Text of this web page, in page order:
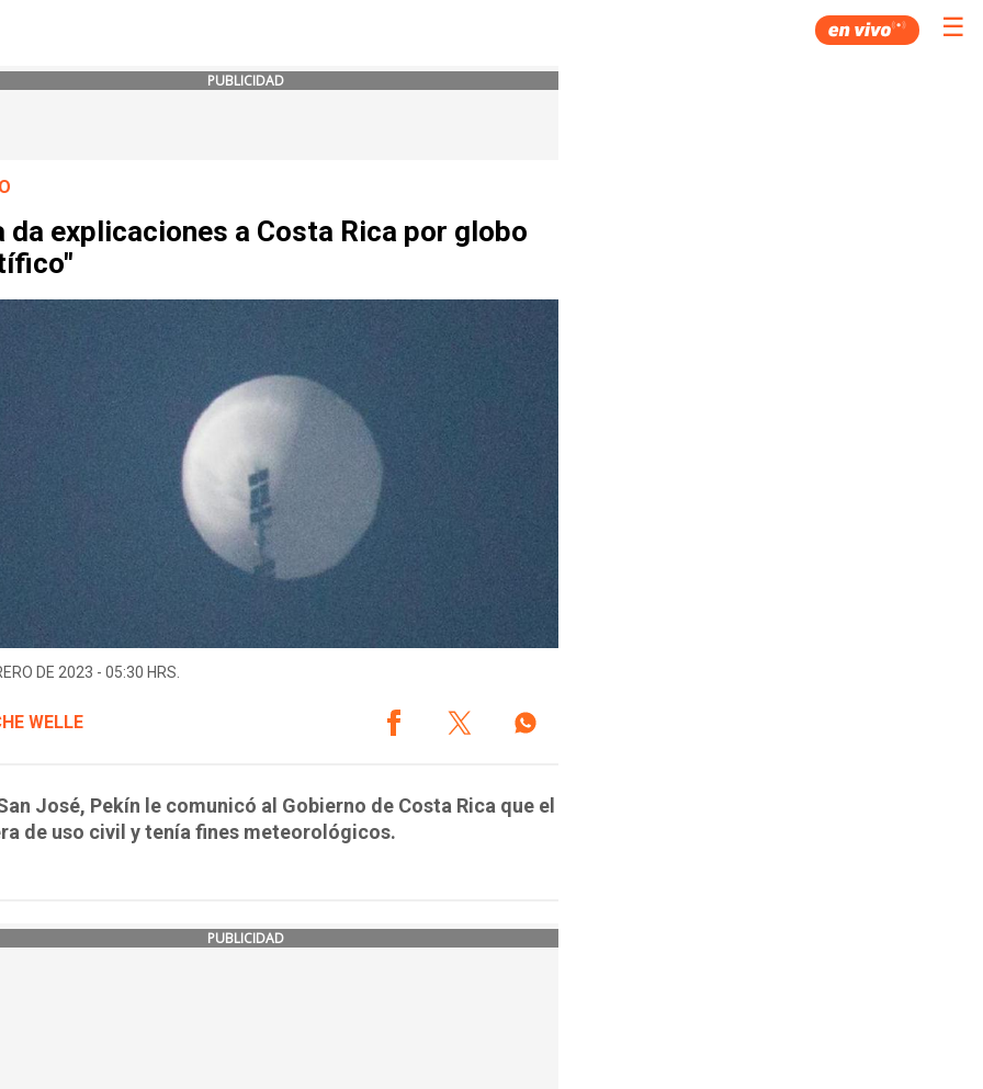
☰
PUBLICIDAD
da explicaciones a Costa Rica por globo
DE 2023 - 05:30 HRS.
WELLE
José, Pekín le comunicó al Gobierno de Costa Rica que el
de uso civil y tenía fines meteorológicos.
PUBLICIDAD